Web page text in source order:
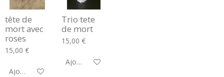
tête de
mort avec
roses
15,00 €
Ajouter au panier
Trio tete
de mort
15,00 €
Ajouter au panier